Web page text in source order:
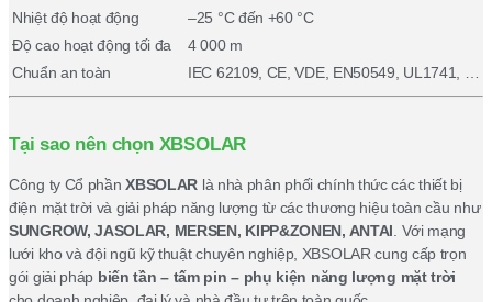
Nhiệt độ hoạt động
–25 °C đến +60 °C
Độ cao hoạt động tối đa
4 000 m
Chuẩn an toàn
IEC 62109, CE, VDE, EN50549, UL1741, …
Tại sao nên chọn XBSOLAR
Công ty Cổ phầnXBSOLAR là nhà phân phối chính thức các thiết bị
điện mặt trời và giải pháp năng lượng từ các thương hiệu toàn cầu như
SUNGROW, JASOLAR, MERSEN, KIPP&ZONEN, ANTAI . Với mạng
lưới kho và đội ngũ kỹ thuật chuyên nghiệp, XBSOLAR cung cấp trọn
gói giải pháp biến tần – tấm pin – phụ kiện năng lượng mặt trời